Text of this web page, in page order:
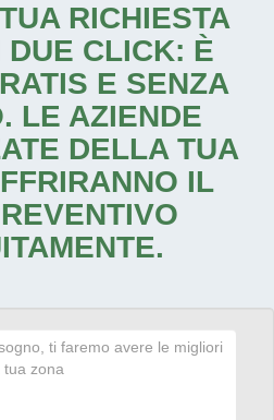
RICHIESTA
DUE CLICK: È
E SENZA
LE AZIENDE
DELLA TUA
IL